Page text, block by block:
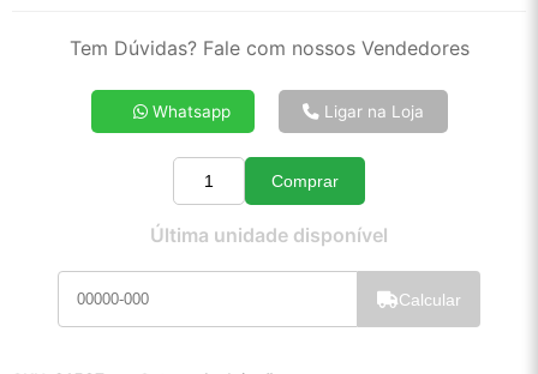
2x de R$ 47,70
4x de R$ 24,20
5x de R$ 19,49
10x de R$ 10,08
11x de R$ 9,26
Tem Dúvidas? Fale com nossos Vendedores
Whatsapp Ligar na Loja
Quantidade
Comprar
Última unidade disponível
Calcular